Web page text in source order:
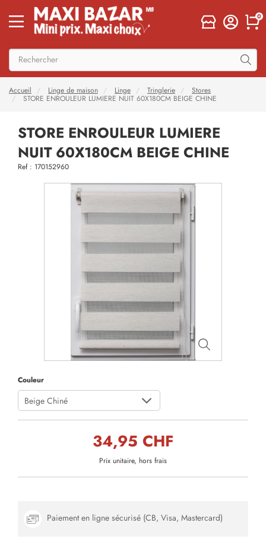
0
Accueil Linge de maison Linge Tringlerie
Stores
STORE ENROULEUR LUMIERE NUIT 60X180CM BEIGE CHINE
STORE ENROULEUR LUMIERE
NUIT 60X180CM BEIGE CHINE
Ref : 170152960
Couleur
Beige Chiné
34,95 CHF
Prix unitaire, hors frais
Paiement en ligne sécurisé (CB, Visa, Mastercard)